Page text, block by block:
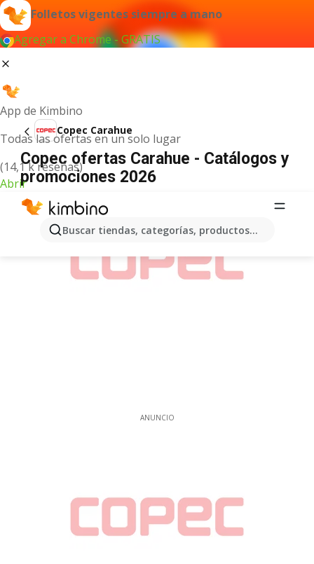
Folletos vigentes siempre a mano
Agregar a Chrome - GRATIS
App de Kimbino
Todas las ofertas en un solo lugar
(14,1 k reseñas)
Abrir
Buscar tiendas, categorías, productos...
Copec Carahue
Copec ofertas Carahue - Catálogos y
promociones 2026
ANUNCIO